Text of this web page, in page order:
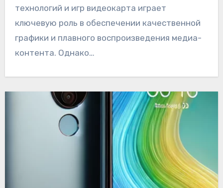
технологий и игр видеокарта играет
ключевую роль в обеспечении качественной
графики и плавного воспроизведения медиа-
контента. Однако…